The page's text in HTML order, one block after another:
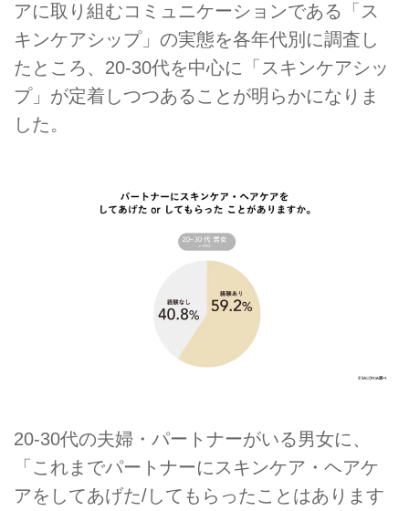
アに取り組むコミュニケーションである「ス
キンケアシップ」の実態を各年代別に調査し
たところ、20-30代を中心に「スキンケアシッ
プ」が定着しつつあることが明らかになりま
した。
20-30代の夫婦・パートナーがいる男女に、
「これまでパートナーにスキンケア・ヘアケ
アをしてあげた/してもらったことはあります